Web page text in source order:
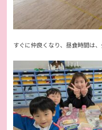
すぐに仲良くなり、昼食時間は